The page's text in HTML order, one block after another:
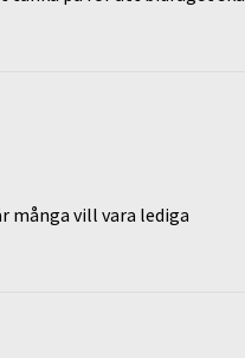
många vill vara lediga